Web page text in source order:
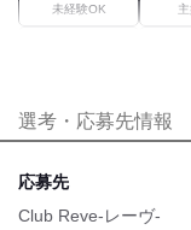
履歴書不要なので、面
未経験OK
職場環境
選考・応募先情報
応募先
Club Reve-レーヴ-